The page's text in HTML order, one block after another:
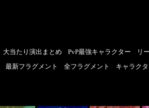
大当たり演出まとめ PvP最強キャラクター
リ
最新フラグメント 全フラグメント
キャラク